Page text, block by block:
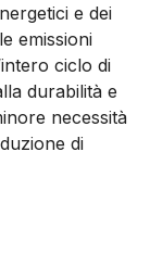
e dei
emissioni
ciclo di
durabilità e
necessità
di